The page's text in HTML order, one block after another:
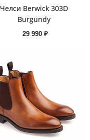
Челси Berwick 303D
Burgundy
29 990 ₽